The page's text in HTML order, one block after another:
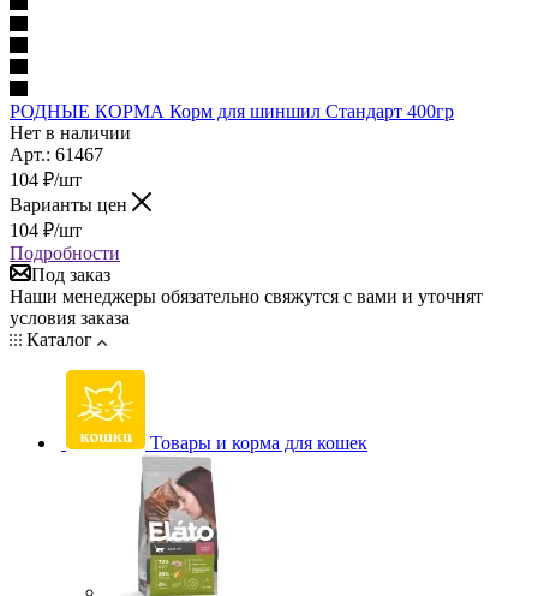
РОДНЫЕ КОРМА Корм для шиншил Стандарт 400гр
Нет в наличии
Арт.: 61467
104 ₽/шт
Варианты цен
104 ₽/шт
Подробности
Под заказ
Наши менеджеры обязательно свяжутся с вами и уточнят
условия заказа
Каталог
Товары и корма для кошек